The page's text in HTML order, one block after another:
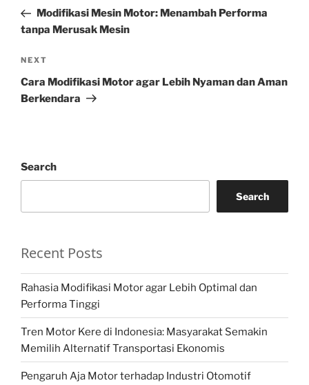
PostModifikasi Mesin Motor: Menambah Performa
tanpa Merusak Mesin
Next
Post
NEXT
Cara Modifikasi Motor agar Lebih Nyaman dan Aman
Berkendara
Search
Search
Recent Posts
Rahasia Modifikasi Motor agar Lebih Optimal dan
Performa Tinggi
Tren Motor Kere di Indonesia: Masyarakat Semakin
Memilih Alternatif Transportasi Ekonomis
Pengaruh Aja Motor terhadap Industri Otomotif